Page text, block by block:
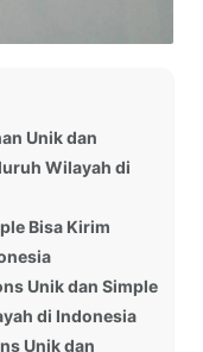
Unik dan
Wilayah di
Bisa Kirim
Unik dan Simple
di Indonesia
Unik dan